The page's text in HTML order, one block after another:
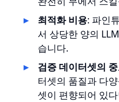
최적화 비용: 파인
서 상당한 양의
습니다.
검증 데이터셋의
터셋의 품질과 다
셋이 편향되어 있